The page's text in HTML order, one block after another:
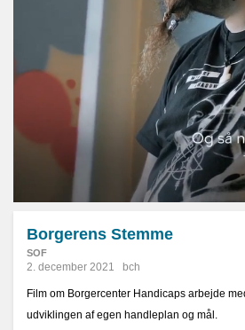
Borgerens Stemme
SOF
2. december 2021 bch
Film om Borgercenter Handicaps arbejde
udviklingen af egen handleplan og mål.